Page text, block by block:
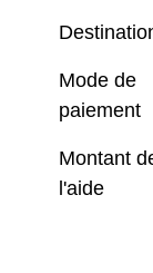
Mode de
paiement
Montant
l'aide